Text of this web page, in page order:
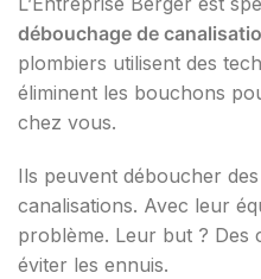
débouchage de
plombiers utilisent des
éliminent les bouchons
chez vous.
Ils peuvent déboucher
canalisations. Avec leur
problème. Leur but ? Des
éviter les ennuis.